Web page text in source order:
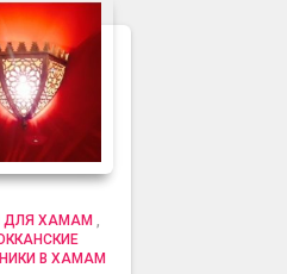
ДЛЯ ХАМАМ ,
В ХАМАМ